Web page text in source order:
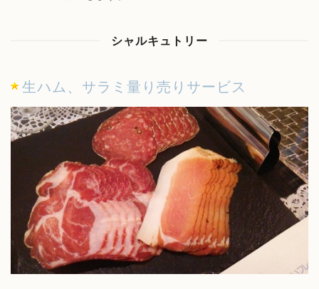
シャルキュトリー
生ハム、サラミ量り売りサービス